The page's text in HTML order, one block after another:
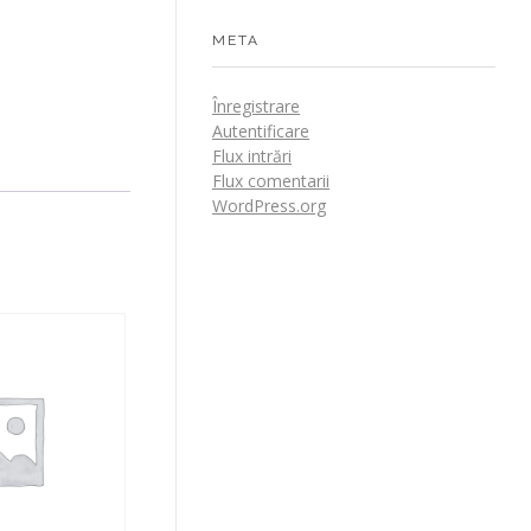
META
Înregistrare
Autentificare
Flux intrări
Flux comentarii
WordPress.org